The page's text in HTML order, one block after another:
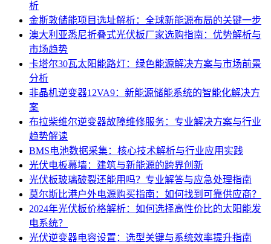
析
金斯敦储能项目选址解析：全球新能源布局的关键一步
澳大利亚悉尼折叠式光伏板厂家选购指南：优势解析与
市场趋势
卡塔尔30瓦太阳能路灯：绿色能源解决方案与市场前景
分析
非晶机逆变器12VA9：新能源储能系统的智能化解决方
案
布拉柴维尔逆变器故障维修服务：专业解决方案与行业
趋势解读
BMS电池数据采集：核心技术解析与行业应用实践
光伏电板幕墙：建筑与新能源的跨界创新
光伏板玻璃破裂还能用吗？专业解答与应急处理指南
莫尔斯比港户外电源购买指南：如何找到可靠供应商？
2024年光伏板价格解析：如何选择高性价比的太阳能发
电系统？
光伏逆变器电容设置：选型关键与系统效率提升指南